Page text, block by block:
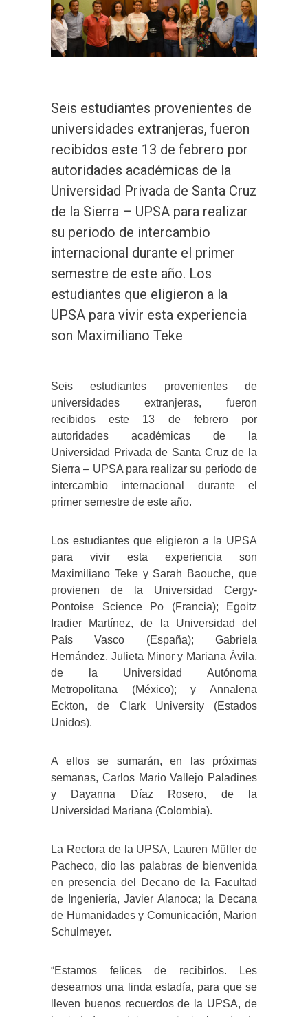
Seis estudiantes provenientes de
universidades extranjeras, fueron
recibidos este 13 de febrero por
autoridades académicas de la
Universidad Privada de Santa Cruz
de la Sierra – UPSA para realizar
su periodo de intercambio
internacional durante el primer
semestre de este año. Los
estudiantes que eligieron a la
UPSA para vivir esta experiencia
son Maximiliano Teke
Seis estudiantes provenientes de
universidades extranjeras, fueron
recibidos este 13 de febrero por
autoridades académicas de la
Universidad Privada de Santa Cruz de la
Sierra – UPSA para realizar su periodo de
intercambio internacional durante el
primer semestre de este año.
Los estudiantes que eligieron a la UPSA
para vivir esta experiencia son
Maximiliano Teke y Sarah Baouche, que
provienen de la Universidad Cergy-
Pontoise Science Po (Francia); Egoitz
Iradier Martínez, de la Universidad del
País Vasco (España); Gabriela
Hernández, Julieta Minor y Mariana Ávila,
de la Universidad Autónoma
Metropolitana (México); y Annalena
Eckton, de Clark University (Estados
Unidos).
A ellos se sumarán, en las próximas
semanas, Carlos Mario Vallejo Paladines
y Dayanna Díaz Rosero, de la
Universidad Mariana (Colombia).
La Rectora de la UPSA, Lauren Müller de
Pacheco, dio las palabras de bienvenida
en presencia del Decano de la Facultad
de Ingeniería, Javier Alanoca; la Decana
de Humanidades y Comunicación, Marion
Schulmeyer.
“Estamos felices de recibirlos. Les
deseamos una linda estadía, para que se
lleven buenos recuerdos de la UPSA, de